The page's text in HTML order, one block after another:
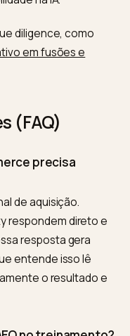
onde o atendimento
nas lojas virtuais
da liderança
como tarefa isolada
correções
escala. Treinar a
quando o diretor
os dados certos
cada vez mais
na IA.
due diligence, como
em fusões e